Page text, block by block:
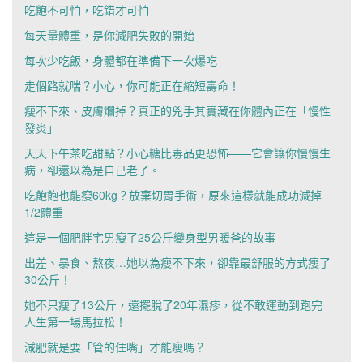
吃飽不可怕，吃錯才可怕
每天量體重，是你減肥失敗的開始
每次少吃飯，身體都在準備下一次爆吃
走個路就喘？小心，你可能正在縮短壽命！
瘦不下來、皮膚爛掉？真正的兇手其實藏在你體內正在「慢性
發炎」
天天下午茶吃甜點？小心糖比毒品更恐怖——它會讓你慢慢生
病，卻還以為是自己老了。
吃飽飽也能瘦60kg？放棄切胃手術，原來這樣就能成功減掉
1/2體重
這是一個肥胖宅男瘦了25公斤變身型男暖爸的故事
出差、暴食、熬夜…她以為瘦不下來，卻靠最舒服的方式瘦了
30公斤！
她不只瘦了13公斤，還擺脫了20年濕疹，從不敢運動到跑完
人生第一場馬拉松！
減肥就是要「管的住嘴」才能瘦嗎？